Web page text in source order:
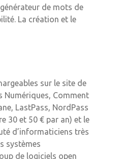
de mots de
La création et le
sur le site de
Numériques, Comment
LastPass, NordPass
30 et 50 € par an) et le
d’informaticiens très
systèmes
de logiciels open